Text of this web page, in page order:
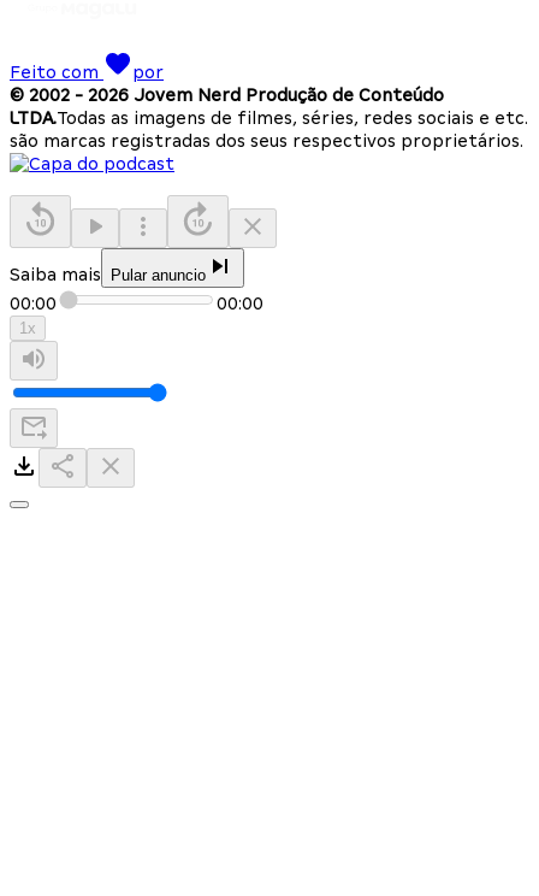
Feito com
por
© 2002 - 2026 Jovem Nerd Produção de Conteúdo
LTDA.Todas as imagens de filmes, séries, redes sociais e etc.
são marcas registradas dos seus respectivos proprietários.
Saiba mais Pular anuncio
00:00 00:00
1x